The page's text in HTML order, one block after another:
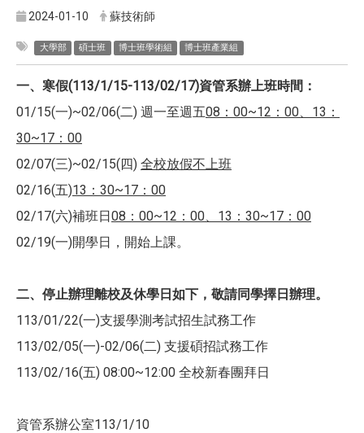
2024-01-10 蘇技術師
大學部 碩士班 博士班學術組 博士班產業組
一、寒假(113/1/15-113/02/17)資管系辦上班時間：
01/15(一)~02/06(二) 週一至週五08 ：00~12：00、13：
30~17：00
02/07(三)~02/15(四) 全校放假不上班
02/16(五)13：30~17：00
02/17(六)補班日08：00~12：00、13：30~17：00
02/19(一)開學日，開始上課。
二、停止辦理離校及休學日如下，敬請同學擇日辦理。
113/01/22(一)支援學測考試招生試務工作
113/02/05(一)-02/06(二) 支援碩招試務工作
113/02/16(五) 08:00~12:00 全校新春團拜日
資管系辦公室113/1/10